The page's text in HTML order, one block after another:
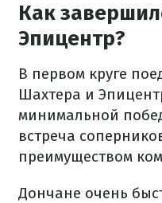
Как
Эпицентр?
В первом круге
Шахтера и
минимальной
встреча
преимуществом
Дончане очень